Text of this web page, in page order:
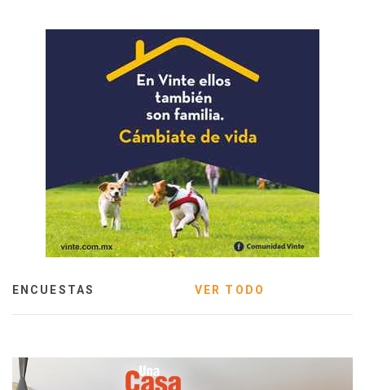
ENCUESTAS VER TODO